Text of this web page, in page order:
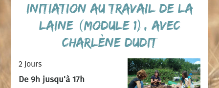
Initiation au travail de la
laine (Module 1), avec
Charlène DUDIT
2 jours
De 9h jusqu'à 17h